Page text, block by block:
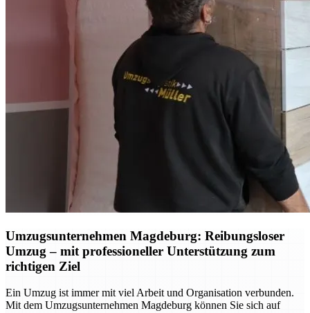
Umzugsunternehmen Magdeburg: Reibungsloser
Umzug – mit professioneller Unterstützung zum
richtigen Ziel
Ein Umzug ist immer mit viel Arbeit und Organisation verbunden.
Mit dem Umzugsunternehmen Magdeburg können Sie sich auf